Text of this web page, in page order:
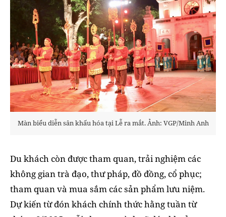
Màn biểu diễn sân khấu hóa tại Lễ ra mắt. Ảnh: VGP/Minh Anh
Du khách còn được tham quan, trải nghiệm các
không gian trà đạo, thư pháp, đồ đồng, cổ phục;
tham quan và mua sắm các sản phẩm lưu niệm.
Dự kiến từ đón khách chính thức hằng tuần từ